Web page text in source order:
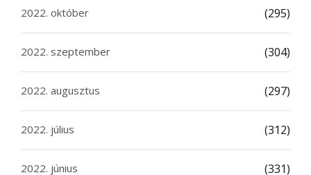
2022. október (295)
2022. szeptember (304)
2022. augusztus (297)
2022. július (312)
2022. június (331)